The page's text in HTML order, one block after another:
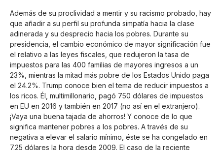
Además de su proclividad a mentir y su racismo probado, hay
que añadir a su perfil su profunda simpatía hacia la clase
adinerada y su desprecio hacia los pobres. Durante su
presidencia, el cambio económico de mayor significación fue
el relativo a las leyes fiscales, que redujeron la tasa de
impuestos para las 400 familias de mayores ingresos a un
23%, mientras la mitad más pobre de los Estados Unido paga
el 24.2%. Trump conoce bien el tema de reducir impuestos a
los ricos. Él, multimillonario, pagó 750 dólares de impuestos
en EU en 2016 y también en 2017 (no así en el extranjero).
¡Vaya una buena tajada de ahorros! Y conoce de lo que
significa mantener pobres a los pobres. A través de su
negativa a elevar el salario mínimo, éste se ha congelado en
7.25 dólares la hora desde 2009. El caso de la reciente